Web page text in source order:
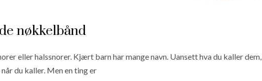
nøkkelbånd
eller halssnorer. Kjært barn har mange navn. Uansett hva du kaller dem,
du kaller. Men en ting er